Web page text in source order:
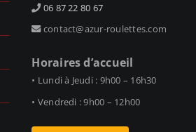
06 87 22 80 67
contact@azur-roulettes.com
Horaires d’accueil
• Lundi à Jeudi : 9h00 – 16h30
• Vendredi : 9h00 – 12h00